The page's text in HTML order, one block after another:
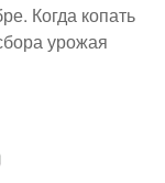
Когда копать
урожая